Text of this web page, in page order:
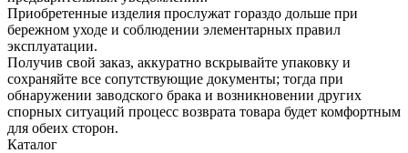
Приобретенные изделия прослужат гораздо дольше при
бережном уходе и соблюдении элементарных правил
эксплуатации.
Получив свой заказ, аккуратно вскрывайте упаковку и
сохраняйте все сопутствующие документы; тогда при
обнаружении заводского брака и возникновении других
спорных ситуаций процесс возврата товара будет комфортным
для обеих сторон.
Каталог